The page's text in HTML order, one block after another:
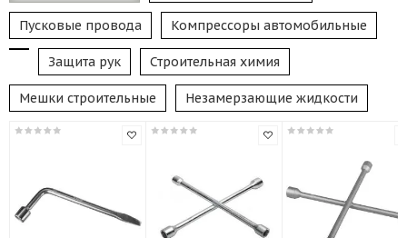
Пусковые провода Компрессоры автомобильные
Защита рук Строительная химия
Мешки строительные Незамерзающие жидкости